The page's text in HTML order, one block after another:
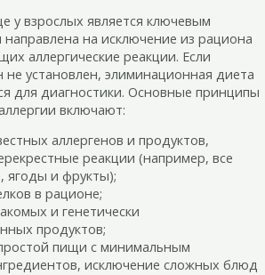
у взрослых является ключевым
на исключение из рациона
аллергические реакции. Если
не установлен, элиминационная диета
для диагностики. Основные принципы
включают:
аллергенов и продуктов,
реакции (например, все
ягоды и фрукты);
в рационе;
и генетически
продуктов;
пищи с минимальным
исключение сложных блюд